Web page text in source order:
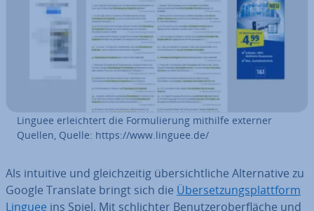
Linguee er­leich­tert die For­mu­lie­rung mithilfe externer
Quellen, Quelle: https://www.linguee.de/
Als intuitive und gleich­zei­tig über­sicht­li­che Al­ter­na­ti­ve zu
Google Translate bringt sich die Über­set­zungs­platt­form
Linguee ins Spiel. Mit schlich­ter Be­nut­zer­ober­flä­che und